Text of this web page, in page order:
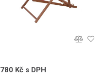
780 Kč s DPH